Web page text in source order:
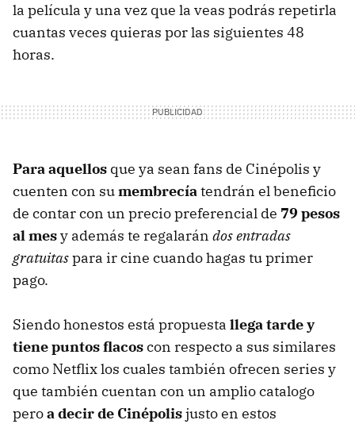
la película y una vez que la veas podrás repetirla
cuantas veces quieras por las siguientes 48
horas.
Para aquellos que ya sean fans de Cinépolis y
cuenten con sumembrecíatendrán el beneficio
de contar con un precio preferencial de 79 pesos
al mesy además te regalarán dos entradas
gratuitaspara ir cine cuando hagas tu primer
pago.
Siendo honestos está propuesta llega tarde y
tiene puntos flacoscon respecto a sus similares
como Netflix los cuales también ofrecen series y
que también cuentan con un amplio catalogo
peroa decir de Cinépolisjusto en estos